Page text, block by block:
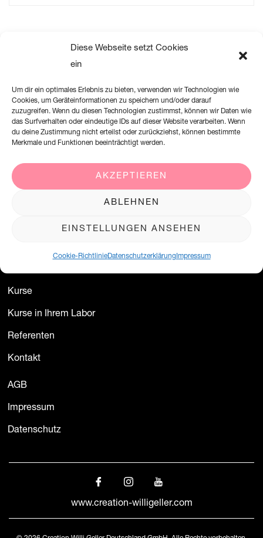
Diese Webseite setzt Cookies
ein
Um dir ein optimales Erlebnis zu bieten, verwenden wir Technologien wie
Cookies, um Geräteinformationen zu speichern und/oder darauf
zuzugreifen. Wenn du diesen Technologien zustimmst, können wir Daten wie
das Surfverhalten oder eindeutige IDs auf dieser Website verarbeiten. Wenn
du deine Zustimmung nicht erteilst oder zurückziehst, können bestimmte
Merkmale und Funktionen beeinträchtigt werden.
AKZEPTIEREN
ABLEHNEN
EINSTELLUNGEN ANSEHEN
Cookie-RichtlinieDatenschutzerklärungImpressum
Creation Willi Geller Deutschland GmbH
+49 (0)2338 801 900
Kurse
Kurse in Ihrem Labor
Referenten
Kontakt
AGB
Impressum
Datenschutz
www.creation-willigeller.com